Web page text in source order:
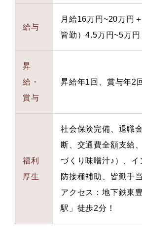
給与
月給16万円~20万円
皆勤）4.5万円~5万円
昇
給・
賞与
昇給年1回、賞与年2
福利
厚生
社会保険完備、退職
断、交通費全額支給
づくり味噌汁♪）、
防接種補助、皆勤手
アクセス：地下鉄東
駅」徒歩2分！